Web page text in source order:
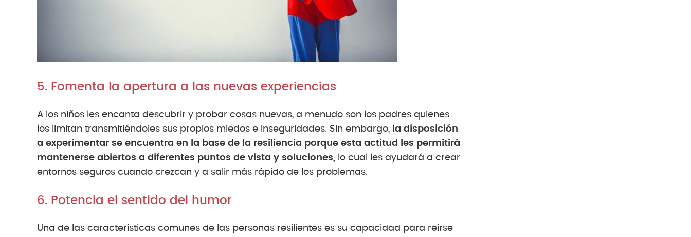
5. Fomenta la apertura a las nuevas experiencias
A los niños les encanta descubrir y probar cosas nuevas, a menudo son los padres quienes
los limitan transmitiéndoles sus propios miedos e inseguridades. Sin embargo, la disposición
a experimentar se encuentra en la base de la resiliencia porque esta actitud les permitirá
mantenerse abiertos a diferentes puntos de vista y soluciones, lo cual les ayudará a crear
entornos seguros cuando crezcan y a salir más rápido de los problemas.
6. Potencia el sentido del humor
Una de las características comunes de las personas resilientes es su capacidad para reírse